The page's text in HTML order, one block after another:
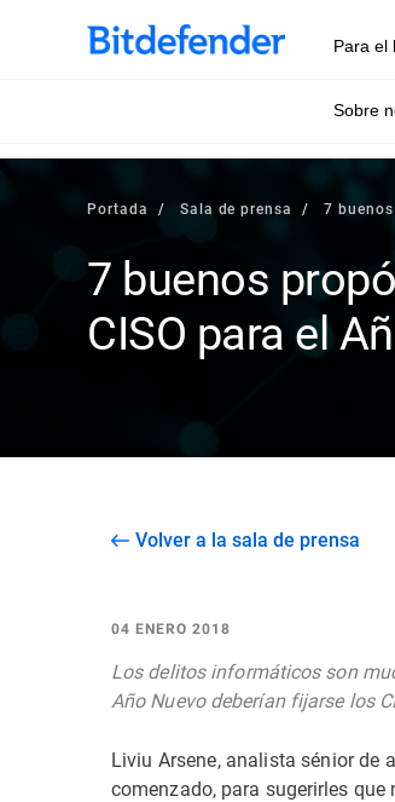
Para el
Sobre
Portada Sala de prensa 7
7 buenos
CISO para el
Volver a la sala de prensa
04 ENERO 2018
Los delitos informáticos son
Año Nuevo deberían fijarse los
Liviu Arsene, analista sénior de
comenzado, para sugerirles